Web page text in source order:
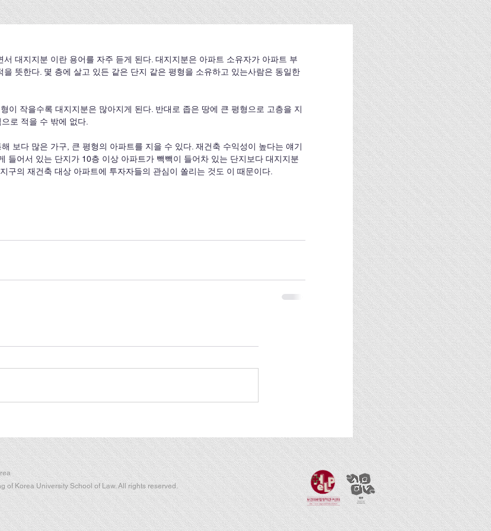
대지지분 이란 용어를 자주 듣게 된다. 대지지분은 아파트 소유자가 아파트 부
을 뜻한다. 몇 층에 살고 있든 같은 단지 같은 평형을 소유하고 있는사람은 동일한
이 작을수록 대지지분은 많아지게 된다. 반대로 좁은 땅에 큰 평형으로 고층을 지
로 적을 수 밖에 없다.
보다 많은 가구, 큰 평형의 아파트를 지을 수 있다. 재건축 수익성이 높다는 얘기
들어서 있는 단지가 10층 이상 아파트가 빽빽이 들어차 있는 단지보다 대지지분
구의 재건축 대상 아파트에 투자자들의 관심이 쏠리는 것도 이 때문이다.
Korea University School of Law. All rights reserved.